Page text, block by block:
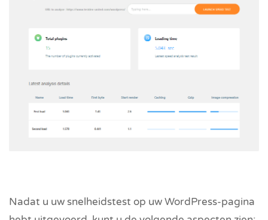
Nadat u uw snelheidstest op uw WordPress-pagina